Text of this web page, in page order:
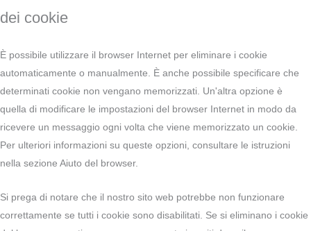
dei cookie
È possibile utilizzare il browser Internet per eliminare i cookie
automaticamente o manualmente. È anche possibile specificare che
determinati cookie non vengano memorizzati. Un'altra opzione è
quella di modificare le impostazioni del browser Internet in modo da
ricevere un messaggio ogni volta che viene memorizzato un cookie.
Per ulteriori informazioni su queste opzioni, consultare le istruzioni
nella sezione Aiuto del browser.
Si prega di notare che il nostro sito web potrebbe non funzionare
correttamente se tutti i cookie sono disabilitati. Se si eliminano i cookie